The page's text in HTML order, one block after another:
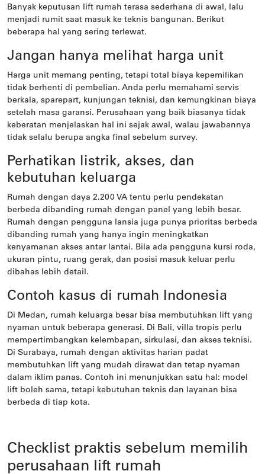
Banyak keputusan lift rumah terasa sederhana di awal, lalu
menjadi rumit saat masuk ke teknis bangunan. Berikut
beberapa hal yang sering terlewat.
Jangan hanya melihat harga unit
Harga unit memang penting, tetapi total biaya kepemilikan
tidak berhenti di pembelian. Anda perlu memahami servis
berkala, sparepart, kunjungan teknisi, dan kemungkinan biaya
setelah masa garansi. Perusahaan yang baik biasanya tidak
keberatan menjelaskan hal ini sejak awal, walau jawabannya
tidak selalu berupa angka final sebelum survey.
Perhatikan listrik, akses, dan
kebutuhan keluarga
Rumah dengan daya 2.200 VA tentu perlu pendekatan
berbeda dibanding rumah dengan panel yang lebih besar.
Rumah dengan pengguna lansia juga punya prioritas berbeda
dibanding rumah yang hanya ingin meningkatkan
kenyamanan akses antar lantai. Bila ada pengguna kursi roda,
ukuran pintu, ruang gerak, dan posisi masuk keluar perlu
dibahas lebih detail.
Contoh kasus di rumah Indonesia
Di Medan, rumah keluarga besar bisa membutuhkan lift yang
nyaman untuk beberapa generasi. Di Bali, villa tropis perlu
mempertimbangkan kelembapan, sirkulasi, dan akses teknisi.
Di Surabaya, rumah dengan aktivitas harian padat
membutuhkan lift yang mudah dirawat dan tetap nyaman
dalam iklim panas. Contoh ini menunjukkan satu hal: model
lift boleh sama, tetapi kebutuhan teknis dan layanan bisa
berbeda di tiap kota.
Checklist praktis sebelum memilih
perusahaan lift rumah